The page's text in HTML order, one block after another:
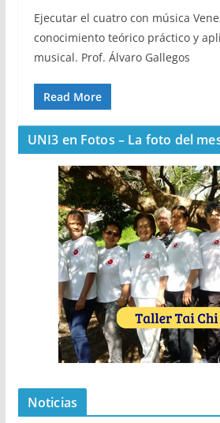
Ejecutar el cuatro con música
conocimiento teórico­ práctico y
musical. Prof. Álvaro Gallegos
Read More
UNI3 en Fotos – La foto del
Noticias